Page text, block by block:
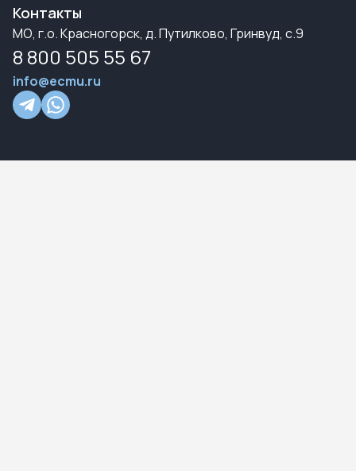
Контакты
МО, г.о. Красногорск, д. Путилково, Гринвуд, с.9
8 800 505 55 67
info@ecmu.ru